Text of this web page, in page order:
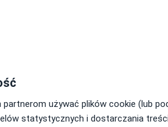
używać plików cookie (lub
statystycznych i dostarczania